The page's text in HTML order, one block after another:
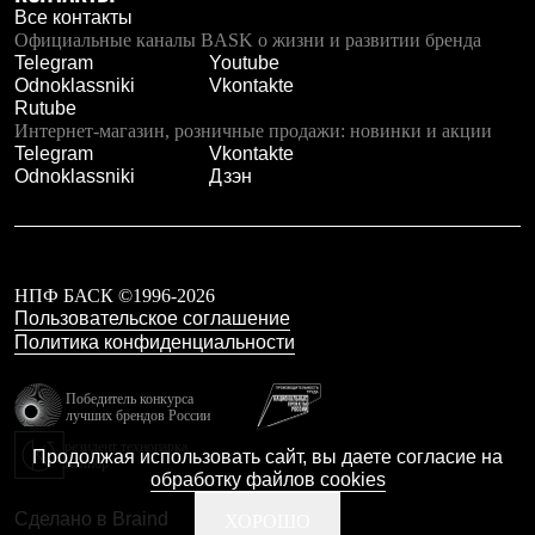
Рубашки
Футболки
Толстовки
Брюки
Термобелье
Теплое термобелье
Среднее термобелье
Легкое термобелье
Куртки
Утепленная пухом
Комбинезоны
Куртки
Брюки
Утепленная синтетикой
Комбинезоны
Куртки
Брюки
Лёгкая одежда
Толстовки
Все контакты
Официальные каналы BASK о жизни и развитии бренда
Telegram
Youtube
Odnoklassniki
Vkontakte
Rutube
Интернет-магазин, розничные продажи: новинки и акции
Telegram
Vkontakte
Odnoklassniki
Дзэн
НПФ БАСК ©1996-2026
Пользовательское соглашение
Политика конфиденциальности
Победитель конкурса
лучших брендов России
Калибр
Сделано в Braind
Продолжая использовать сайт, вы даете согласие на
обработку файлов cookies